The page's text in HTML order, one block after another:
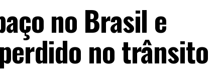
no Brasil e
no trânsito